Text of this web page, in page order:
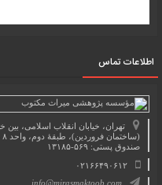
اطلاعات تماس
صندوق پستی: ۵۶۹-۱۳۱۸۵
۰۲۱۶۶۴۹۰۶۱۲
info@mirasmaktoob.com